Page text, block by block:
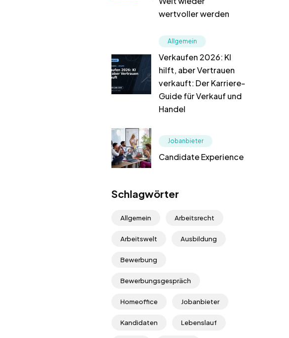
wertvoller werden
Allgemein
Verkaufen 2026: KI
hilft, aber Vertrauen
verkauft: Der Karriere-
Guide für Verkauf und
Handel
Jobanbieter
Candidate Experience
Schlagwörter
Allgemein Arbeitsrecht
Arbeitswelt Ausbildung
Bewerbung
Bewerbungsgespräch
Homeoffice Jobanbieter
Kandidaten Lebenslauf